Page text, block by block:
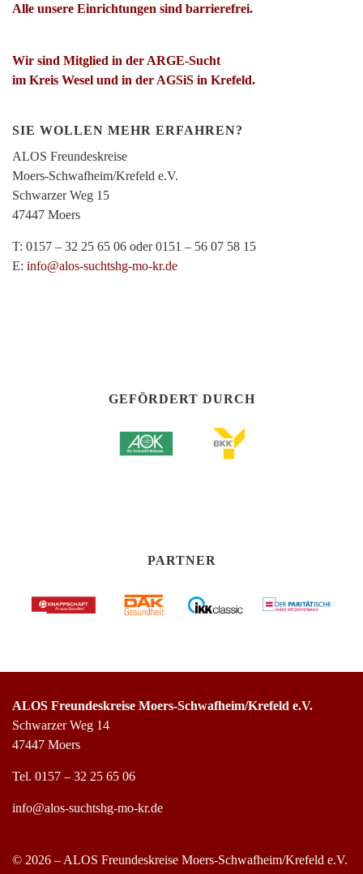
Alle unsere Einrichtungen sind barrierefrei.
Wir sind Mitglied in der ARGE-Sucht
im Kreis Wesel und in der AGSiS in Krefeld.
SIE WOLLEN MEHR ERFAHREN?
ALOS Freundeskreise
Moers-Schwafheim/Krefeld e.V.
Schwarzer Weg 15
47447 Moers
T: 0157 – 32 25 65 06 oder 0151 – 56 07 58 15
E: info@alos-suchtshg-mo-kr.de
GEFÖRDERT DURCH
PARTNER
ALOS Freundeskreise Moers-Schwafheim/Krefeld e.V.
Schwarzer Weg 14
47447 Moers
Tel. 0157 – 32 25 65 06
info@alos-suchtshg-mo-kr.de
© 2026 – ALOS Freundeskreise Moers-Schwafheim/Krefeld e.V.